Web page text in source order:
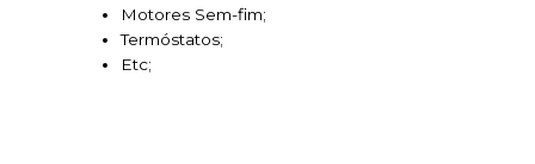
Motores Sem-fim;
Termóstatos;
Etc;